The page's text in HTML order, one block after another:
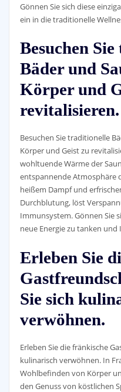
Gönnen Sie sich diese
ein in die traditionelle
Besuchen
Bäder und
Körper und
revitalisieren.
Besuchen Sie traditionelle
Körper und Geist zu
wohltuende Wärme der
entspannende Atmosphäre
heißem Dampf und
Durchblutung, löst
Immunsystem. Gönnen Sie
neue Energie zu tanken
Erleben Sie
Sie sich
verwöhnen.
Erleben Sie die fränkische
kulinarisch verwöhnen. In
Wohlbefinden von Körper
den Genuss von köstlichen